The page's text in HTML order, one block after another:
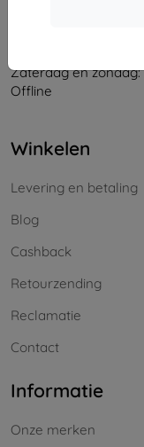
Zaterdag en zondag:
Offline
Winkelen
Levering en betaling
Blog
Cashback
Retourzending
Reclamatie
Contact
Informatie
Onze merken